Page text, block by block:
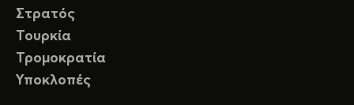
Στρατός
Τουρκία
Τρομοκρατία
Υποκλοπές